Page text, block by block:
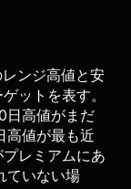
ンジ高値と安
ットを表す。
日高値がまだ
高値が最も近
レミアムにあ
ていない場